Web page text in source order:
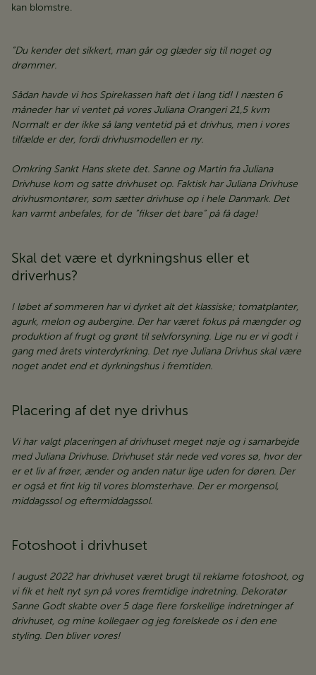
kan blomstre.​​​​​​​
”Du kender det sikkert, man går og glæder sig til noget og
drømmer.
Sådan havde vi hos Spirekassen haft det i lang tid! I næsten 6
måneder har vi ventet på vores Juliana Orangeri 21,5 kvm
Normalt er der ikke så lang ventetid på et drivhus, men i vores
tilfælde er der, fordi drivhusmodellen er ny.
Omkring Sankt Hans skete det. Sanne og Martin fra Juliana
Drivhuse kom og satte drivhuset op. Faktisk har Juliana Drivhuse
drivhusmontører, som sætter drivhuse op i hele Danmark. Det
kan varmt anbefales, for de ”fikser det bare” på få dage!
Skal det være et dyrkningshus eller et
driverhus?
I løbet af sommeren har vi dyrket alt det klassiske; tomatplanter,
agurk, melon og aubergine. Der har været fokus på mængder og
produktion af frugt og grønt til selvforsyning. Lige nu er vi godt i
gang med årets vinterdyrkning. Det nye Juliana Drivhus skal være
noget andet end et dyrkningshus i fremtiden.
Placering af det nye drivhus
Vi har valgt placeringen af drivhuset meget nøje og i samarbejde
med Juliana Drivhuse. Drivhuset står nede ved vores sø, hvor der
er et liv af frøer, ænder og anden natur lige uden for døren. Der
er også et fint kig til vores blomsterhave. Der er morgensol,
middagssol og eftermiddagssol.
Fotoshoot i drivhuset
I august 2022 har drivhuset været brugt til reklame fotoshoot, og
vi fik et helt nyt syn på vores fremtidige indretning. Dekoratør
Sanne Godt skabte over 5 dage flere forskellige indretninger af
drivhuset, og mine kollegaer og jeg forelskede os i den ene
styling. Den bliver vores!